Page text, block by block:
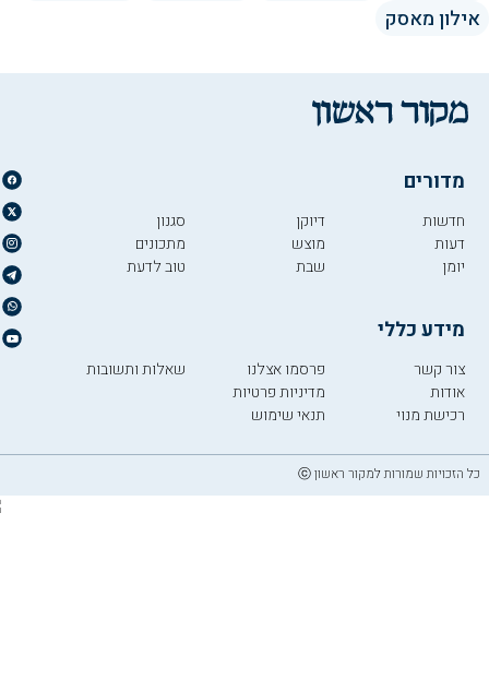
אילון מאסק
מדורים
חדשות
דעות
יומן
דיוקן
מוצש
שבת
סגנון
מתכונים
טוב לדעת
מידע כללי
צור קשר
אודות
רכישת מנוי
פרסמו אצלנו
מדיניות פרטיות
תנאי שימוש
שאלות ותשובות
כל הזכויות שמורות למקור ראשון ⓒ